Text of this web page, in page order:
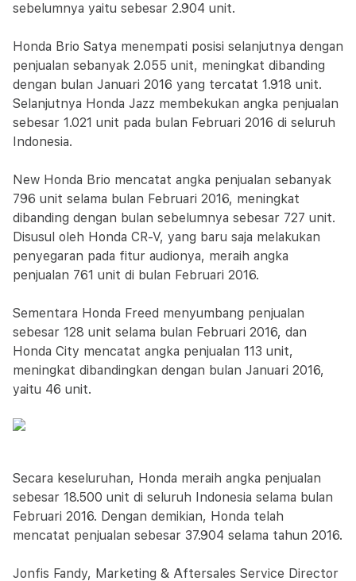
sebelumnya yaitu sebesar 2.904 unit.
Honda Brio Satya menempati posisi selanjutnya dengan
penjualan sebanyak 2.055 unit, meningkat dibanding
dengan bulan Januari 2016 yang tercatat 1.918 unit.
Selanjutnya Honda Jazz membekukan angka penjualan
sebesar 1.021 unit pada bulan Februari 2016 di seluruh
Indonesia.
New Honda Brio mencatat angka penjualan sebanyak
796 unit selama bulan Februari 2016, meningkat
dibanding dengan bulan sebelumnya sebesar 727 unit.
Disusul oleh Honda CR-V, yang baru saja melakukan
penyegaran pada fitur audionya, meraih angka
penjualan 761 unit di bulan Februari 2016.
Sementara Honda Freed menyumbang penjualan
sebesar 128 unit selama bulan Februari 2016, dan
Honda City mencatat angka penjualan 113 unit,
meningkat dibandingkan dengan bulan Januari 2016,
yaitu 46 unit.
Secara keseluruhan, Honda meraih angka penjualan
sebesar 18.500 unit di seluruh Indonesia selama bulan
Februari 2016. Dengan demikian, Honda telah
mencatat penjualan sebesar 37.904 selama tahun 2016.
Jonfis Fandy, Marketing & Aftersales Service Director